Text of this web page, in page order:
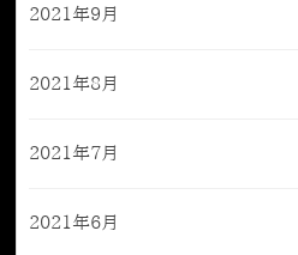
2021年9月
2021年8月
2021年7月
2021年6月